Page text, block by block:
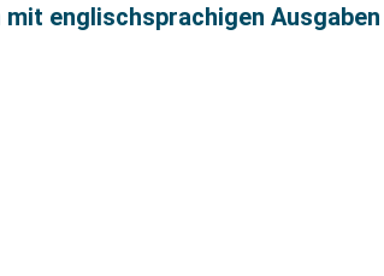
englischsprachigen Ausgaben